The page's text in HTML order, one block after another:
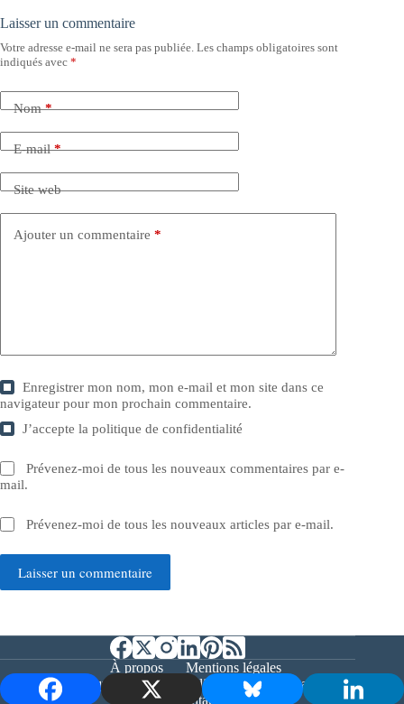
Laisser un commentaire
Votre adresse e-mail ne sera pas publiée. Les champs obligatoires sont
indiqués avec *
Nom*
E-mail*
Site web
Ajouter un commentaire *
Enregistrer mon nom, mon e-mail et mon site dans ce
navigateur pour mon prochain commentaire.
J’accepte lapolitique de confidentialité
Prévenez-moi de tous les nouveaux commentaires par e-
mail.
Prévenez-moi de tous les nouveaux articles par e-mail.
Laisser un commentaire
À propos
Mentions légales
Politique de confidentialité
Nos partenaires
Contact